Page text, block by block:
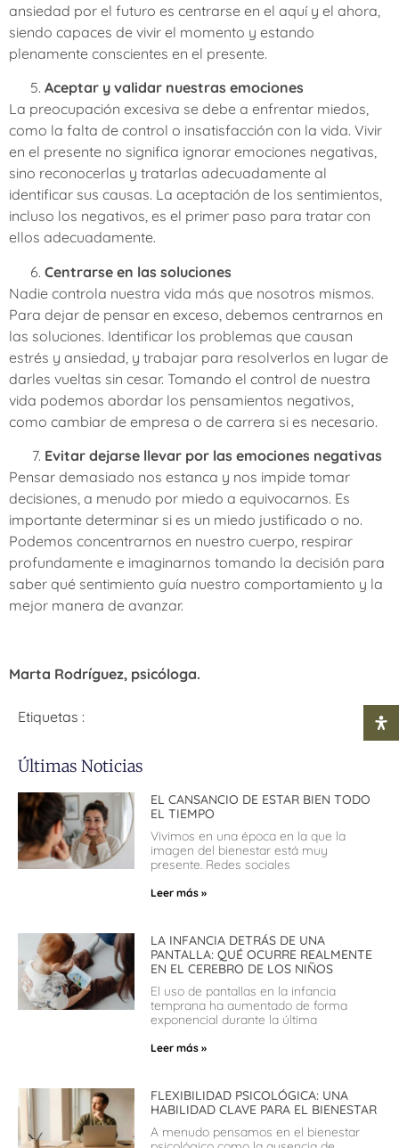
ansiedad por el futuro es centrarse en el aquí y el ahora,
siendo capaces de vivir el momento y estando
plenamente conscientes en el presente.
Aceptar y validar nuestras emociones
La preocupación excesiva se debe a enfrentar miedos,
como la falta de control o insatisfacción con la vida. Vivir
en el presente no significa ignorar emociones negativas,
sino reconocerlas y tratarlas adecuadamente al
identificar sus causas. La aceptación de los sentimientos,
incluso los negativos, es el primer paso para tratar con
ellos adecuadamente.
Centrarse en las soluciones
Nadie controla nuestra vida más que nosotros mismos.
Para dejar de pensar en exceso, debemos centrarnos en
las soluciones. Identificar los problemas que causan
estrés y ansiedad, y trabajar para resolverlos en lugar de
darles vueltas sin cesar. Tomando el control de nuestra
vida podemos abordar los pensamientos negativos,
como cambiar de empresa o de carrera si es necesario.
Evitar dejarse llevar por las emociones negativas
Pensar demasiado nos estanca y nos impide tomar
decisiones, a menudo por miedo a equivocarnos. Es
importante determinar si es un miedo justificado o no.
Podemos concentrarnos en nuestro cuerpo, respirar
profundamente e imaginarnos tomando la decisión para
saber qué sentimiento guía nuestro comportamiento y la
mejor manera de avanzar.
Marta Rodríguez, psicóloga.
Etiquetas :
Últimas Noticias
EL CANSANCIO DE ESTAR BIEN TODO
EL TIEMPO
Vivimos en una época en la que la
imagen del bienestar está muy
presente. Redes sociales
Leer más »
LA INFANCIA DETRÁS DE UNA
PANTALLA: QUÉ OCURRE REALMENTE
EN EL CEREBRO DE LOS NIÑOS
El uso de pantallas en la infancia
temprana ha aumentado de forma
exponencial durante la última
Leer más »
FLEXIBILIDAD PSICOLÓGICA: UNA
HABILIDAD CLAVE PARA EL BIENESTAR
A menudo pensamos en el bienestar